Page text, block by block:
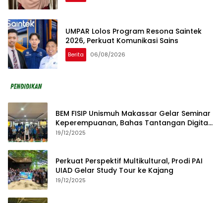
UMPAR Lolos Program Resona Saintek
2026, Perkuat Komunikasi Sains
Berita 06/08/2026
BEM FISIP Unismuh Makassar Gelar Seminar
Keperempuanan, Bahas Tantangan Digital
dan Budaya Lokal
19/12/2025
Perkuat Perspektif Multikultural, Prodi PAI
UIAD Gelar Study Tour ke Kajang
19/12/2025